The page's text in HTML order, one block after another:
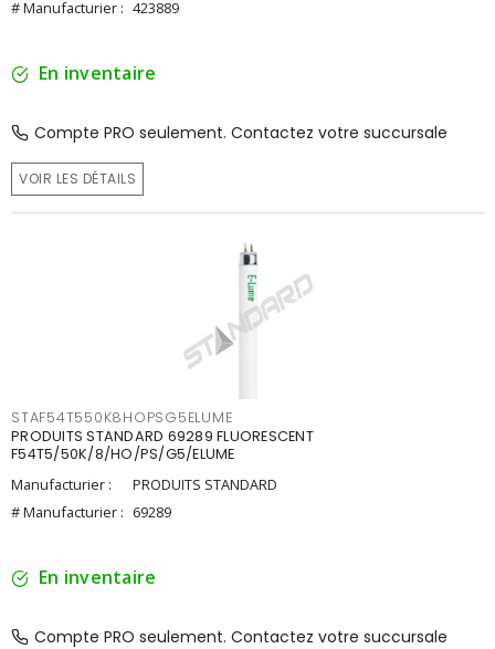
# Manufacturier : 423889
En inventaire
Compte PRO seulement. Contactez votre succursale
VOIR LES DÉTAILS
STAF54T550K8HOPSG5ELUME
PRODUITS STANDARD 69289 FLUORESCENT
F54T5/50K/8/HO/PS/G5/ELUME
Manufacturier :
PRODUITS STANDARD
# Manufacturier : 69289
En inventaire
Compte PRO seulement. Contactez votre succursale